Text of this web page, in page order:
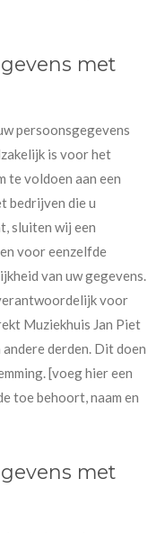
met
persoonsgegevens
is voor het
te voldoen aan een
bedrijven die u
sluiten wij een
voor eenzelfde
van uw gegevens.
voor
Muziekhuis Jan Piet
derden. Dit doen
[voeg hier een
toe behoort, naam en
met